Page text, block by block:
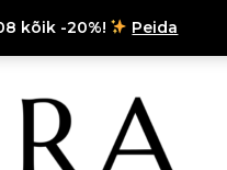
kõik -20%! Peida